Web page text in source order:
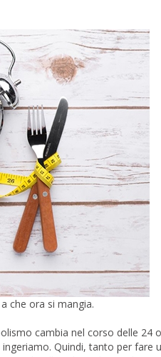
che ora si mangia.
cambia nel corso delle 24
Quindi, tanto per fare